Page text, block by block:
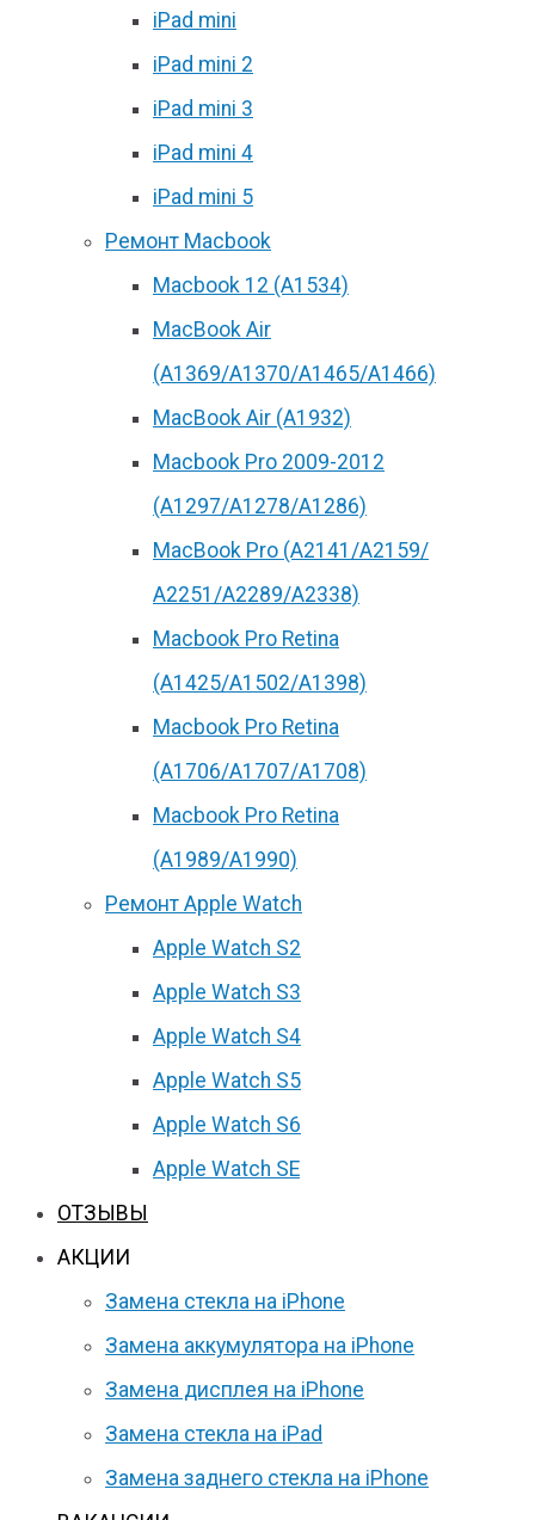
iPad mini
iPad mini 2
iPad mini 3
iPad mini 4
iPad mini 5
Ремонт Macbook
Macbook 12 (А1534)
MacBook Air
(A1369/A1370/A1465/A1466)
MacBook Air (A1932)
Macbook Pro 2009-2012
(A1297/A1278/A1286)
MacBook Pro (А2141/А2159/
А2251/A2289/A2338)
Macbook Pro Retina
(А1425/A1502/A1398)
Macbook Pro Retina
(А1706/A1707/A1708)
Macbook Pro Retina
(А1989/A1990)
Ремонт Apple Watch
Apple Watch S2
Apple Watch S3
Apple Watch S4
Apple Watch S5
Apple Watch S6
Apple Watch SE
ОТЗЫВЫ
АКЦИИ
Замена стекла на iPhone
Замена аккумулятора на iPhone
Замена дисплея на iPhone
Замена стекла на iPad
Замена заднего стекла на iPhone